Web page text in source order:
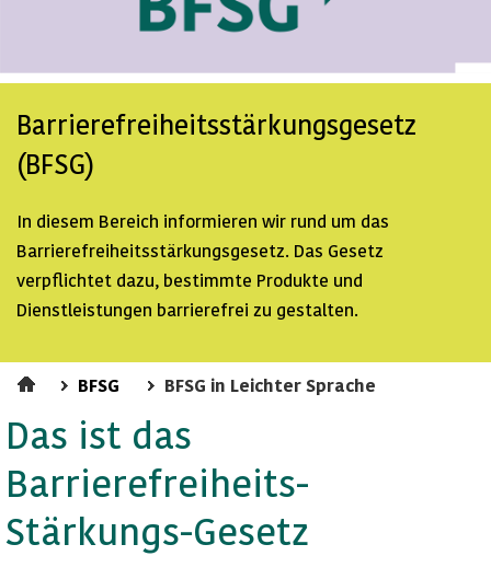
Barrierefreiheitsstärkungsgesetz
(BFSG)
In diesem Bereich informieren wir rund um das
Barrierefreiheitsstärkungsgesetz. Das Gesetz
verpflichtet dazu, bestimmte Produkte und
Dienstleistungen barrierefrei zu gestalten.
BFSG BFSG in Leichter Sprache
Das ist das
Barrierefreiheits-
Stärkungs-Gesetz